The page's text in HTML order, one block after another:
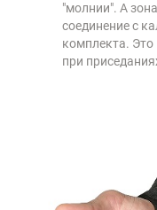
"молнии". А
соединение с
комплекта.
при